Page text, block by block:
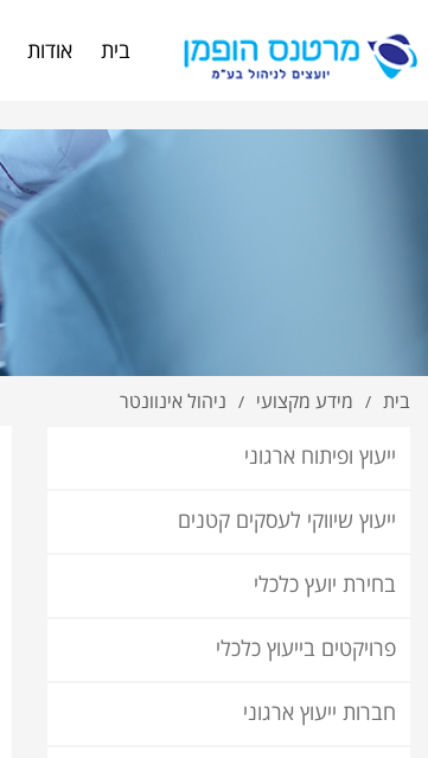
בית אודות
בית / מידע מקצועי / ניהול אינוונטר
ייעוץ ופיתוח ארגוני
ייעוץ שיווקי לעסקים קטנים
בחירת יועץ כלכלי
פרויקטים בייעוץ כלכלי
חברות ייעוץ ארגוני